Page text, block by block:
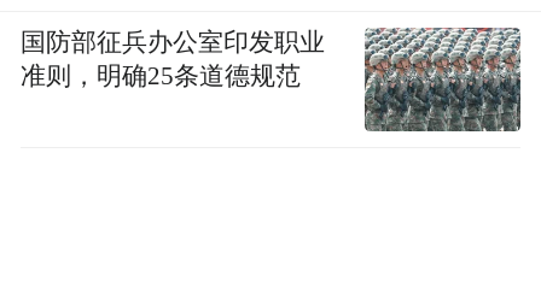
国防部征兵办公室印发职业
准则，明确25条道德规范